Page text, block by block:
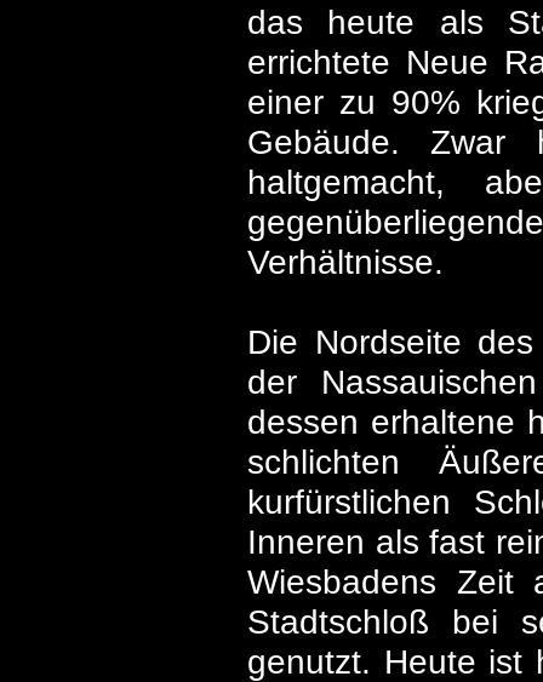
das heute als
errichtete Neue
einer zu 90%
Gebäude.
haltgemacht,
Verhältnisse.
Die Nordseite
der
dessen erhaltene
schlichten
kurfürstlichen
Inneren als fast
Wiesbadens Zeit
Stadtschloß bei
genutzt. Heute ist